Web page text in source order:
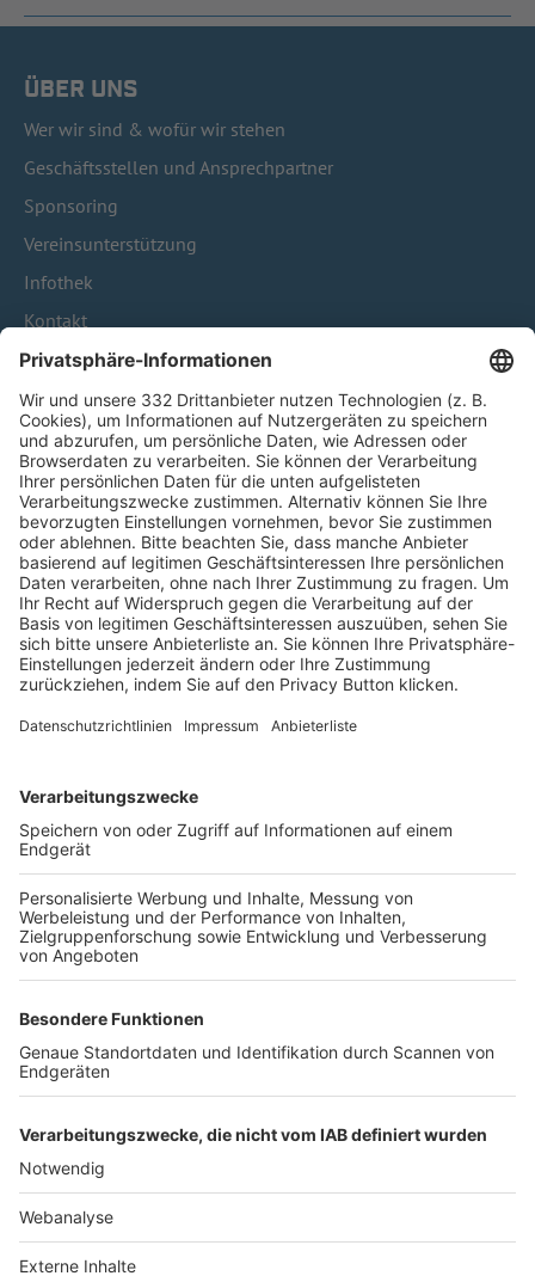
ÜBER UNS
Wer wir sind & wofür wir stehen
Geschäftsstellen und Ansprechpartner
Sponsoring
Vereinsunterstützung
Infothek
Kontakt
HÄUFIG BESUCHTE SEITEN
Pässe und Vereinswechsel
Trainerausbildung
Schulungsangebot Vereinsmitarbeiter
BFV-Geschäftsstellen
Trainerbörse
Login SpielPlus
FOLGE DEM BFV
TOP-VEREINE
TOP-PARTNER
Nutzungsbedingungen Datenschutz Impressum